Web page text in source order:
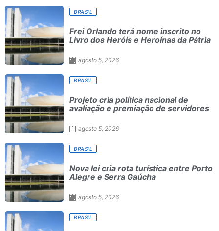
BRASIL
Frei Orlando terá nome inscrito no
Livro dos Heróis e Heroínas da Pátria
agosto 5, 2026
BRASIL
Projeto cria política nacional de
avaliação e premiação de servidores
agosto 5, 2026
BRASIL
Nova lei cria rota turística entre Porto
Alegre e Serra Gaúcha
agosto 5, 2026
BRASIL